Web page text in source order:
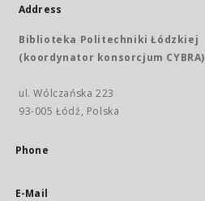
Address
Biblioteka Politechniki Łódzkiej
(koordynator konsorcjum CYBRA)
ul. Wólczańska 223
93-005 Łódź, Polska
Phone
E-Mail